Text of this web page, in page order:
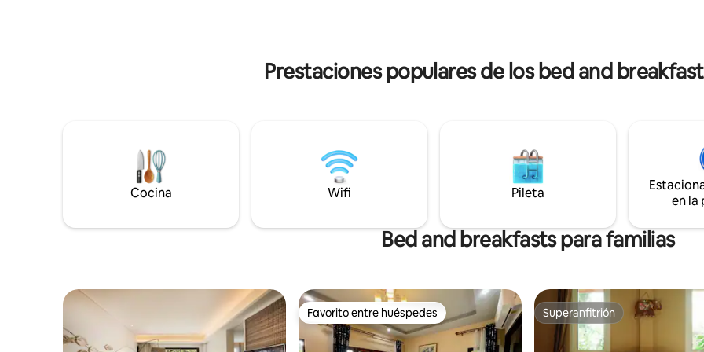
centro vacacional Krabi en solo media
hora desde el Aeropuerto Internacional
un niño de 4 a 10 años puede alojarse por
฿400/N cuando usa la cama existente, 11
decorada en un estilo loft
Cada unidad de habitación tiene
Prestaciones populares de los bed and
Cocina Wifi Pileta
en la
Bed and breakfasts para familias
Favorito entre huéspedes
Favorito entre huéspedes Superanfitrión
Superanfitrión